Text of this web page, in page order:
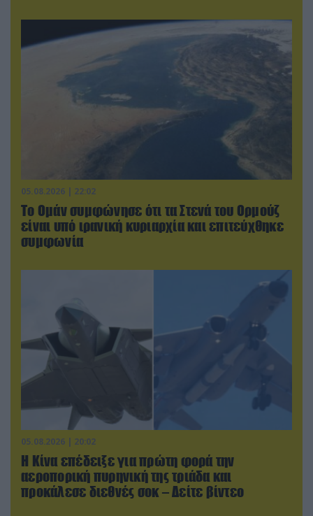
05.08.2026 | 22:02
Το Ομάν συμφώνησε ότι τα Στενά του Ορμούζ
είναι υπό ιρανική κυριαρχία και επιτεύχθηκε
συμφωνία
05.08.2026 | 20:02
Η Κίνα επέδειξε για πρώτη φορά την
αεροπορική πυρηνική της τριάδα και
προκάλεσε διεθνές σοκ – Δείτε βίντεο